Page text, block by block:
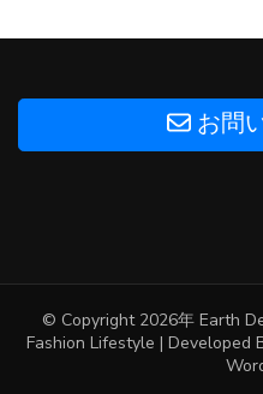
お問
© Copyright 2026年 Earth
Fashion Lifestyle | Developed